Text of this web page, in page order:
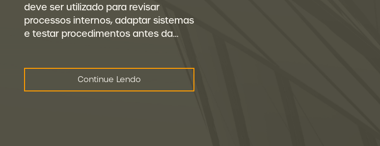
deve ser utilizado para revisar
processos internos, adaptar sistemas
e testar procedimentos antes da…
Continue Lendo